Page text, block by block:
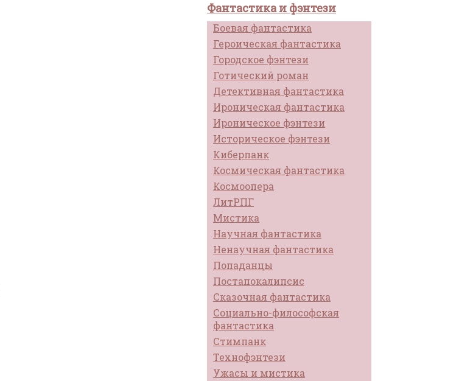
Фантастика и фэнтези
Боевая фантастика
Героическая фантастика
Городское фэнтези
Готический роман
Детективная фантастика
Ироническая фантастика
Ироническое фэнтези
Историческое фэнтези
Киберпанк
Космическая фантастика
Космоопера
ЛитРПГ
Мистика
Научная фантастика
Ненаучная фантастика
Попаданцы
Постапокалипсис
Сказочная фантастика
Социально-философская
фантастика
Стимпанк
Технофэнтези
Ужасы и мистика